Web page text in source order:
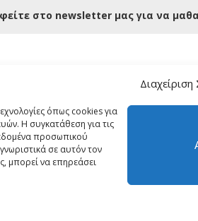
όπως cookies για
Η συγκατάθεση για τις
προσωπικού
σε αυτόν τον
μπορεί να επηρεάσει
στο newsletter μας για να
© Copyright 2018 Tinos About -